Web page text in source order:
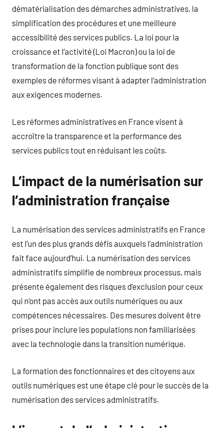
dématérialisation des démarches administratives, la
simplification des procédures et une meilleure
accessibilité des services publics. La loi pour la
croissance et l’activité (Loi Macron) ou la loi de
transformation de la fonction publique sont des
exemples de réformes visant à adapter l’administration
aux exigences modernes.
Les réformes administratives en France visent à
accroître la transparence et la performance des
services publics tout en réduisant les coûts.
L’impact de la numérisation sur
l’administration française
La numérisation des services administratifs en France
est l’un des plus grands défis auxquels l’administration
fait face aujourd’hui. La numérisation des services
administratifs simplifie de nombreux processus, mais
présente également des risques d’exclusion pour ceux
qui n’ont pas accès aux outils numériques ou aux
compétences nécessaires. Des mesures doivent être
prises pour inclure les populations non familiarisées
avec la technologie dans la transition numérique.
La formation des fonctionnaires et des citoyens aux
outils numériques est une étape clé pour le succès de la
numérisation des services administratifs.